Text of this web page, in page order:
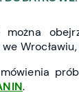
we
.